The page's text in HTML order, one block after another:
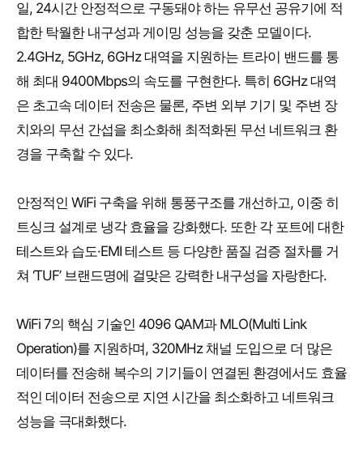
일, 24시간 안정적으로 구동돼야 하는 유무선 공유기에 적
합한 탁월한 내구성과 게이밍 성능을 갖춘 모델이다.
2.4GHz, 5GHz, 6GHz 대역을 지원하는 트라이 밴드를 통
해 최대 9400Mbps의 속도를 구현한다. 특히 6GHz 대역
은 초고속 데이터 전송은 물론, 주변 외부 기기 및 주변 장
치와의 무선 간섭을 최소화해 최적화된 무선 네트워크 환
경을 구축할 수 있다.
안정적인 WiFi 구축을 위해 통풍구조를 개선하고, 이중 히
트싱크 설계로 냉각 효율을 강화했다. 또한 각 포트에 대한
테스트와 습도·EMI 테스트 등 다양한 품질 검증 절차를 거
쳐 ‘TUF’ 브랜드명에 걸맞은 강력한 내구성을 자랑한다.
WiFi 7의 핵심 기술인 4096 QAM과 MLO(Multi Link
Operation)를 지원하며, 320MHz 채널 도입으로 더 많은
데이터를 전송해 복수의 기기들이 연결된 환경에서도 효율
적인 데이터 전송으로 지연 시간을 최소화하고 네트워크
성능을 극대화했다.